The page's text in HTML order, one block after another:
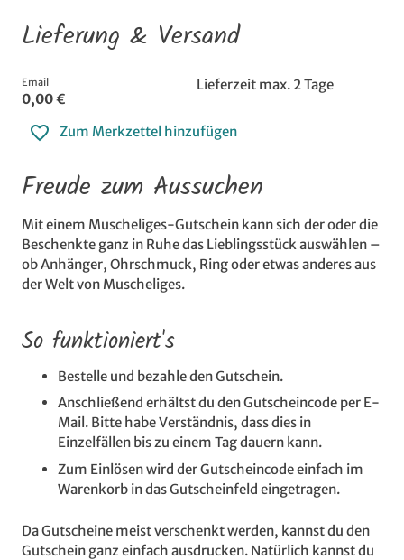
Lieferung & Versand
Email
0,00 €
Lieferzeit max. 2 Tage
Zum Merkzettel hinzufügen
Freude zum Aussuchen
Mit einem Muscheliges-Gutschein kann sich der oder die
Beschenkte ganz in Ruhe das Lieblingsstück auswählen –
ob Anhänger, Ohrschmuck, Ring oder etwas anderes aus
der Welt von Muscheliges.
So funktioniert's
Bestelle und bezahle den Gutschein.
Anschließend erhältst du den Gutscheincode per E-
Mail. Bitte habe Verständnis, dass dies in
Einzelfällen bis zu einem Tag dauern kann.
Zum Einlösen wird der Gutscheincode einfach im
Warenkorb in das Gutscheinfeld eingetragen.
Da Gutscheine meist verschenkt werden, kannst du den
Gutschein ganz einfach ausdrucken. Natürlich kannst du